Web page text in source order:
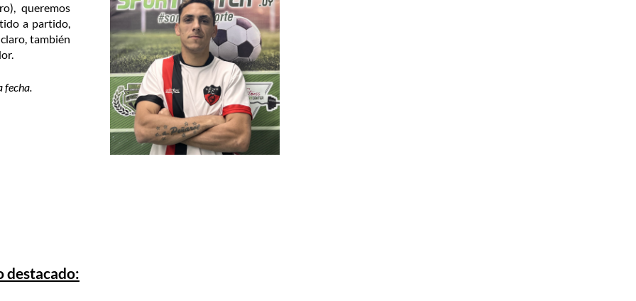
queremos
a partido,
también
fecha.
destacado: